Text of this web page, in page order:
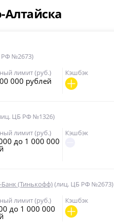
№2673)
лимит (руб.)
000 рублей
Кэшбэк
ЦБ РФ №1326)
лимит (руб.)
до 1 000 000
Кэшбэк
Банк (Тинькофф)(лиц. ЦБ РФ №2673)
лимит (руб.)
до 1 000 000
Кэшбэк